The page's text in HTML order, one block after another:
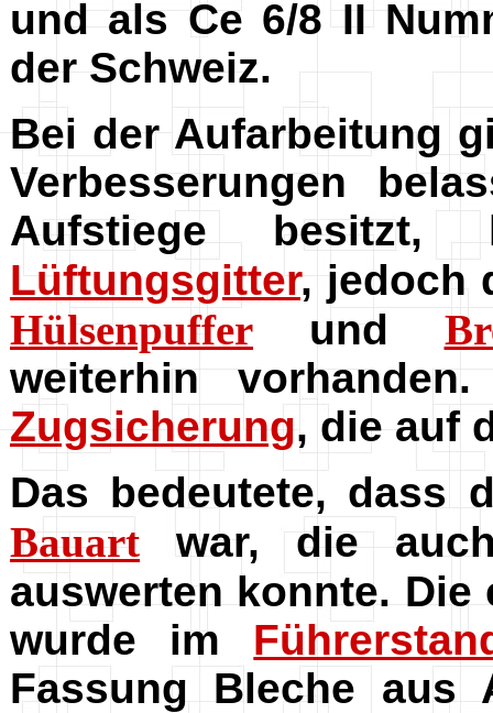
und als Ce 6/8 II
der Schweiz.
Bei der Aufarbeitung
Verbesserungen
Aufstiege besitzt,
Lüftungsgitter, jedoch
Hülsenpuffer und
weiterhin
Zugsicherung, die auf
Das bedeutete, dass
Bauart war, die
auswerten konnte.
wurde im
Fassung Bleche aus